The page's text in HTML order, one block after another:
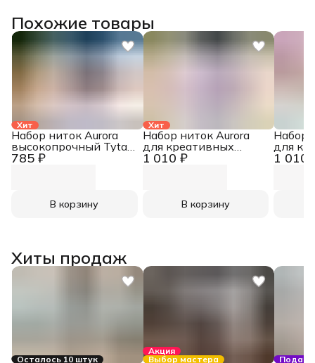
Похожие товары
Хит
785 ₽
Набор ниток Aurora
высокопрочный Tytan
№ 60E
В корзину
Хит
1 010 ₽
Набор ниток Aurora
для креативных
работ Сирень AU-
В корзину
1 010
Набор
для
работ
Хиты продаж
Осталось 10 штук
Акция
Выбор мастера